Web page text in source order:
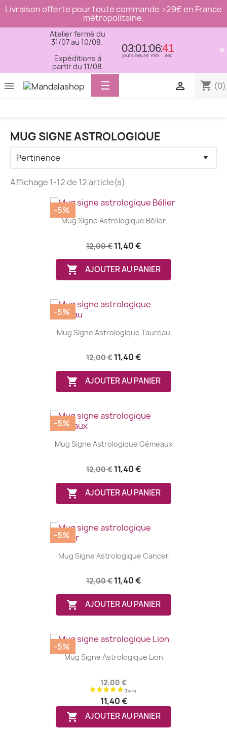
Livraison offerte pour toute commande >29€ en France
métropolitaine.
Atelier fermé du
31/07 au 10/08.
Expéditions à
partir du 11/08.
03
jours
01
heure
06
min
41
sec ×
 shopping_cart (0)

Basculer
la
☰
MUG SIGNE ASTROLOGIQUE
Affichage 1-12 de 12 article(s)
Mug Signe Astrologique Bélier
12,00 € 11,40 €
 AJOUTER AU PANIER
-5%
Mug Signe Astrologique Taureau
12,00 € 11,40 €
 AJOUTER AU PANIER
-5%
Mug Signe Astrologique Gémeaux
12,00 € 11,40 €
 AJOUTER AU PANIER
-5%
Mug Signe Astrologique Cancer
12,00 € 11,40 €
 AJOUTER AU PANIER
-5%
Mug Signe Astrologique Lion
12,00 €
11,40 €
 AJOUTER AU PANIER
-5%